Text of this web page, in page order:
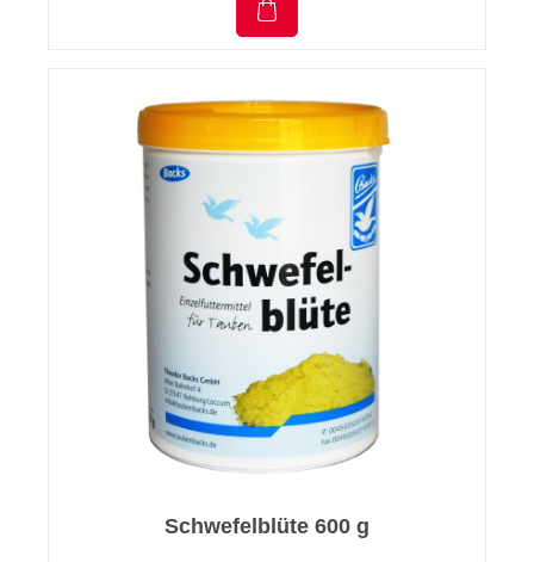
Schwefelblüte 600 g